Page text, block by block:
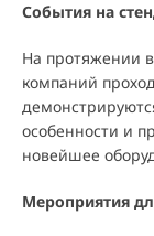
События на
На протяжении
компаний
особенности и
новейшее
Мероприятия